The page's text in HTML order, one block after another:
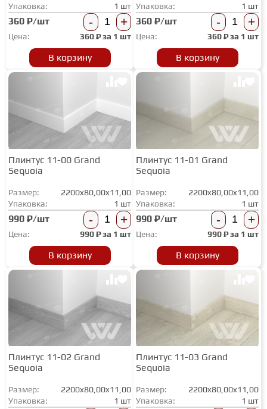
Упаковка:
1 шт
360 ₽/шт - +
Цена: 360₽ за 1 шт
В корзину
Упаковка:
1 шт
360 ₽/шт - +
Цена: 360₽ за 1 шт
В корзину
Плинтус 11-00 Grand
Sequoia
Размер:
2200x80,00x11,00
Упаковка:
1 шт
990 ₽/шт - +
Цена: 990₽ за 1 шт
В корзину
Плинтус 11-01 Grand
Sequoia
Размер:
2200x80,00x11,00
Упаковка:
1 шт
990 ₽/шт - +
Цена: 990₽ за 1 шт
В корзину
Плинтус 11-02 Grand
Sequoia
Размер:
2200x80,00x11,00
Упаковка:
1 шт
Плинтус 11-03 Grand
Sequoia
Размер:
2200x80,00x11,00
Упаковка:
1 шт